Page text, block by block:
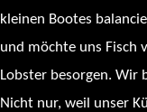
kleinen Bootes
und möchte uns Fisch
Lobster besorgen. Wir
Nicht nur, weil unser